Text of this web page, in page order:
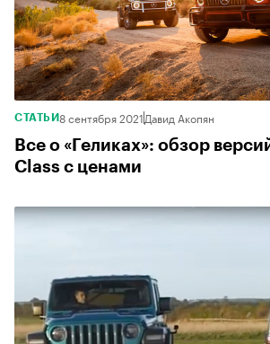
СТАТЬИ8 сентября 2021Давид Акопян
Все о «Геликах»: обзор
Class с ценами